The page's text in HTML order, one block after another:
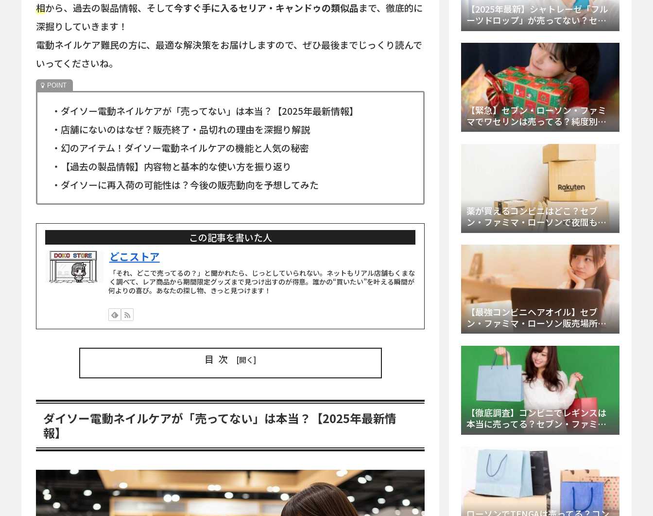
相から、過去の製品情報、そして今すぐ手に入るセリア・キャンドゥの類似品まで、徹底的に
深掘りしていきます！
電動ネイルケア難民の方に、最適な解決策をお届けしますので、ぜひ最後までじっくり読んで
いってくださいね。
・ダイソー電動ネイルケアが「売ってない」は本当？【2025年最新情報】
・店舗にないのはなぜ？販売終了・品切れの理由を深掘り解説
・幻のアイテム！ダイソー電動ネイルケアの機能と人気の秘密
・【過去の製品情報】内容物と基本的な使い方を振り返り
・ダイソーに再入荷の可能性は？今後の販売動向を予想してみた
この記事を書いた人
どこストア
「それ、どこで売ってるの？」と聞かれたら、じっとしていられない。ネットもリアル店舗もくまな
く調べて、レア商品から期間限定グッズまで見つけ出すのが得意。誰かの“買いたい”を叶える瞬間が
何よりの喜び。あなたの探し物、きっと見つけます！
目次
ダイソー電動ネイルケアが「売ってない」は本当？【2025年最新情
報】
【2025年最新】シャトレーゼ「フル
ーツドロップ」が売ってない？セブ
ンでの販売終了理由と代替アイスを
徹底解説！
【緊急】セブン・ローソン・ファミ
マでワセリンは売ってる？純度別お
すすめ品と販売場所を徹底まとめ
薬が買えるコンビニはどこ？セブ
ン・ファミマ・ローソンで夜間も買
える市販薬の種類と販売店の探し方
【2025年最新】
【最強コンビニヘアオイル】セブ
ン・ファミマ・ローソン販売場所
は？今すぐ買えるおすすめ市販品を
徹底調査！
【徹底調査】コンビニでレギンスは
本当に売ってる？セブン・ファミ
マ・ローソンの取扱店舗とメーカ
ー・内容物を詳しく調べてみた！